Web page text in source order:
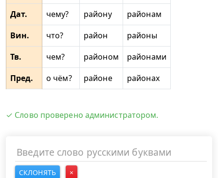
Дат.
чему? району
районам
Вин.
что? район
районы
Тв.
чем? районом
районами
Пред.
о чём? районе районах
✓ Слово проверено администратором.
СКЛОНЯТЬ
×